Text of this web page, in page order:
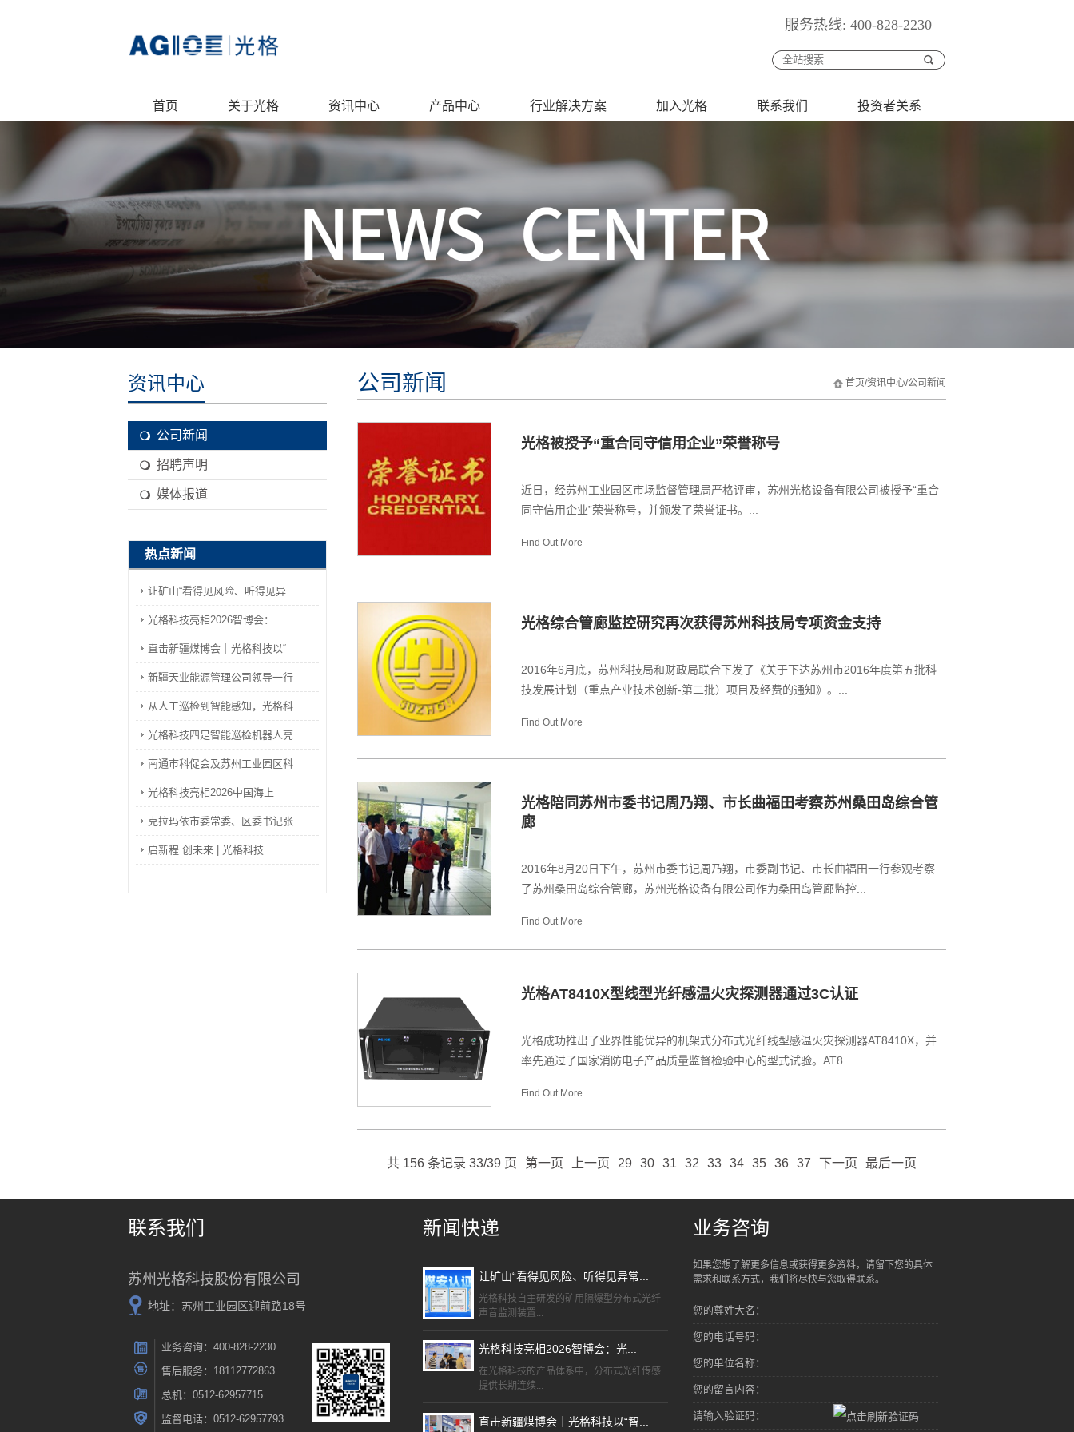
服务热线: 400-828-2230
首页 关于光格 资讯中心 产品中心 行业解决方案 加入光格 联系我们 投资者关系
资讯中心
公司新闻
招聘声明
媒体报道
热点新闻
让矿山“看得见风险、听得见异
光格科技亮相2026智博会：
直击新疆煤博会｜光格科技以“
新疆天业能源管理公司领导一行
从人工巡检到智能感知，光格科
光格科技四足智能巡检机器人亮
南通市科促会及苏州工业园区科
光格科技亮相2026中国海上
克拉玛依市委常委、区委书记张
启新程 创未来 | 光格科技
首页/资讯中心/公司新闻
公司新闻
光格被授予“重合同守信用企业”荣誉称号
近日，经苏州工业园区市场监督管理局严格评审，苏州光格设备有限公司被授予“重合
同守信用企业”荣誉称号，并颁发了荣誉证书。...
Find Out More
光格综合管廊监控研究再次获得苏州科技局专项资金支持
2016年6月底，苏州科技局和财政局联合下发了《关于下达苏州市2016年度第五批科
技发展计划（重点产业技术创新-第二批）项目及经费的通知》。...
Find Out More
光格陪同苏州市委书记周乃翔、市长曲福田考察苏州桑田岛综合管
廊
2016年8月20日下午，苏州市委书记周乃翔，市委副书记、市长曲福田一行参观考察
了苏州桑田岛综合管廊，苏州光格设备有限公司作为桑田岛管廊监控...
Find Out More
光格AT8410X型线型光纤感温火灾探测器通过3C认证
光格成功推出了业界性能优异的机架式分布式光纤线型感温火灾探测器AT8410X，并
率先通过了国家消防电子产品质量监督检验中心的型式试验。AT8...
Find Out More
共 156 条记录 33/39 页 第一页 上一页 29 30 31 32 33 34 35 36 37 下一页 最后一页
联系我们
苏州光格科技股份有限公司
地址：苏州工业园区迎前路18号
业务咨询：400-828-2230
售后服务：18112772863
总机：0512-62957715
监督电话：0512-62957793
新闻快递
让矿山“看得见风险、听得见异常...
光格科技自主研发的矿用隔爆型分布式光纤
声音监测装置...
光格科技亮相2026智博会：光...
在光格科技的产品体系中，分布式光纤传感
提供长期连续...
直击新疆煤博会｜光格科技以“智...
业务咨询
如果您想了解更多信息或获得更多资料，请留下您的具体
需求和联系方式，我们将尽快与您取得联系。
您的尊姓大名：
您的电话号码：
您的单位名称：
您的留言内容：
请输入验证码：